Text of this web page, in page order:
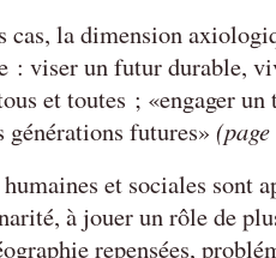
cas, la dimension
: viser un futur durable,
et toutes ; engager
générations futures
et sociales sont
à jouer un rôle de
repensées,